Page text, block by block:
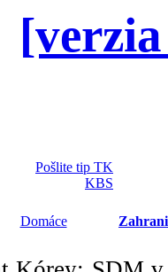
Pošlite tip TK
KBS
Domáce